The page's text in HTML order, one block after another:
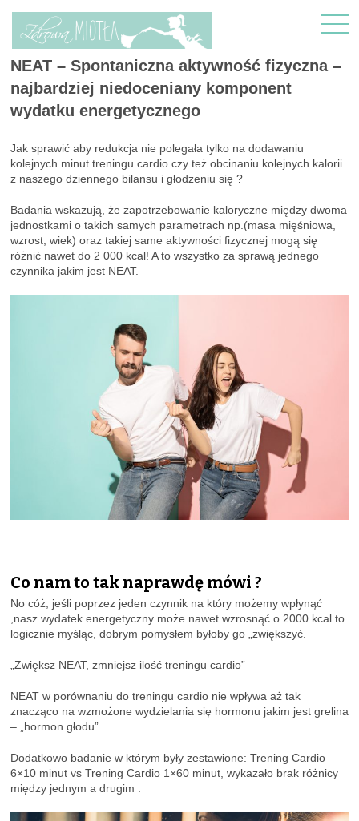
NEAT – Spontaniczna aktywność fizyczna –
najbardziej niedoceniany komponent
wydatku energetycznego
Jak sprawić aby redukcja nie polegała tylko na dodawaniu
kolejnych minut treningu cardio czy też obcinaniu kolejnych kalorii
z naszego dziennego bilansu i głodzeniu się ?
Badania wskazują, że zapotrzebowanie kaloryczne między dwoma
jednostkami o takich samych parametrach np.(masa mięśniowa,
wzrost, wiek) oraz takiej same aktywności fizycznej mogą się
różnić nawet do 2 000 kcal! A to wszystko za sprawą jednego
czynnika jakim jest NEAT.
Co nam to tak naprawdę mówi ?
No cóż, jeśli poprzez jeden czynnik na który możemy wpłynąć
,nasz wydatek energetyczny może nawet wzrosnąć o 2000 kcal to
logicznie myśląc, dobrym pomysłem byłoby go „zwiększyć.
„Zwiększ NEAT, zmniejsz ilość treningu cardio”
NEAT w porównaniu do treningu cardio nie wpływa aż tak
znacząco na wzmożone wydzielania się hormonu jakim jest grelina
– „hormon głodu”.
Dodatkowo badanie w którym były zestawione: Trening Cardio
6×10 minut vs Trening Cardio 1×60 minut, wykazało brak różnicy
między jednym a drugim .